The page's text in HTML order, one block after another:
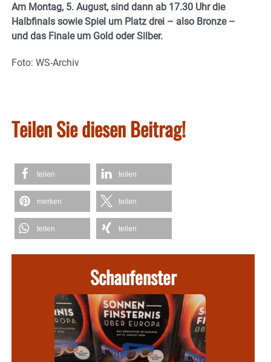
Am Montag, 5. August, sind dann ab 17.30 Uhr die
Halbfinals sowie Spiel um Platz drei – also Bronze –
und das Finale um Gold oder Silber.
Foto: WS-Archiv
Teilen Sie diesen Beitrag!
teilen teilen
merken teilen
teilen teilen
Schaufenster